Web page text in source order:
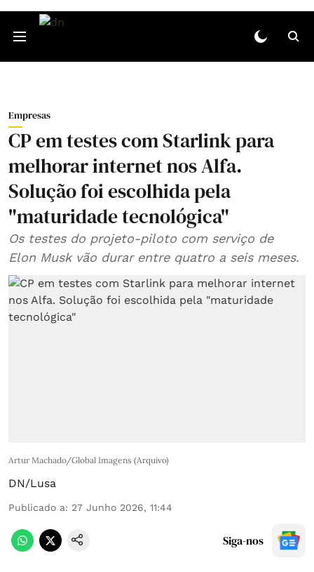
Empresas
CP em testes com Starlink para
melhorar internet nos Alfa.
Solução foi escolhida pela
"maturidade tecnológica"
Os testes do projeto-piloto com serviço de
Elon Musk vão durar entre quatro a seis meses.
Artur Machado/Global Imagens (Arquivo)
DN/Lusa
Publicado a: 27 Junho 2026, 11:44
Siga-nos